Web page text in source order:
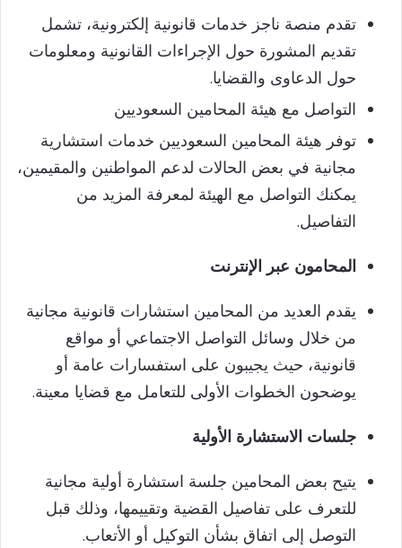
تقدم منصة ناجز خدمات قانونية إلكترونية، تشمل
تقديم المشورة حول الإجراءات القانونية ومعلومات
حول الدعاوى والقضايا.
التواصل مع هيئة المحامين السعوديين
توفر هيئة المحامين السعوديين خدمات استشارية
مجانية في بعض الحالات لدعم المواطنين والمقيمين،
يمكنك التواصل مع الهيئة لمعرفة المزيد من
التفاصيل.
المحامون عبر الإنترنت
يقدم العديد من المحامين استشارات قانونية مجانية
من خلال وسائل التواصل الاجتماعي أو مواقع
قانونية، حيث يجيبون على استفسارات عامة أو
يوضحون الخطوات الأولى للتعامل مع قضايا معينة.
جلسات الاستشارة الأولية
يتيح بعض المحامين جلسة استشارة أولية مجانية
للتعرف على تفاصيل القضية وتقييمها، وذلك قبل
التوصل إلى اتفاق بشأن التوكيل أو الأتعاب.